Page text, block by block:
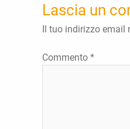
Lascia un
Il tuo indirizzo email
Commento *